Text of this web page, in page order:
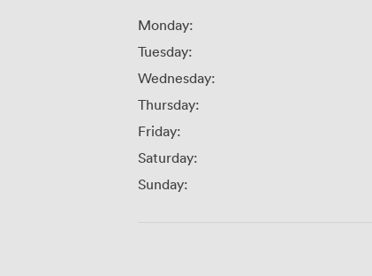
Monday:
Tuesday:
Wednesday:
Thursday:
Friday:
Saturday:
Sunday: